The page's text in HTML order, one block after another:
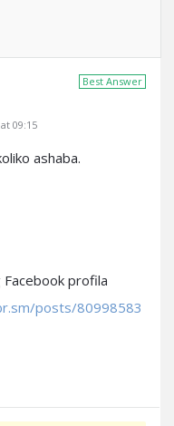
Best Answer
09:15
ashaba.
profila
posts/80998583